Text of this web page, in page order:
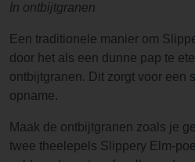
In ontbijtgranen
Een traditionele manier om
door het als een dunne pap te
ontbijtgranen. Dit zorgt voor een
opname.
Maak de ontbijtgranen zoals je
twee theelepels Slippery Elm-